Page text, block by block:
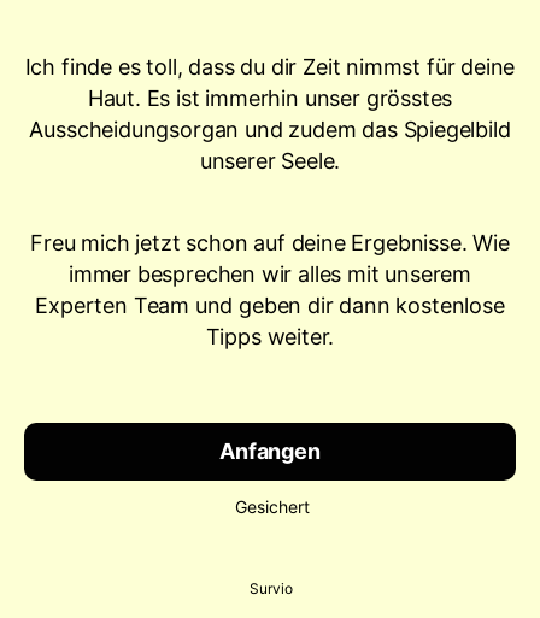
Ich finde es toll, dass du dir Zeit nimmst für deine
Haut. Es ist immerhin unser grösstes
Ausscheidungsorgan und zudem das Spiegelbild
unserer Seele.
Freu mich jetzt schon auf deine Ergebnisse. Wie
immer besprechen wir alles mit unserem
Experten Team und geben dir dann kostenlose
Tipps weiter.
Anfangen
Gesichert
Survio